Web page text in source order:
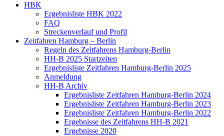
HBK
Ergebnisliste HBK 2022
FAQ
Streckenverlauf und Profil
Zeitfahren Hamburg – Berlin
Regeln des Zeitfahrens Hamburg-Berlin
HH-B 2025 Startzeiten
Ergebnisliste Zeitfahren Hamburg-Berlin 2025
Anmeldung
HH-B Archiv
Ergebnisliste Zeitfahren Hamburg-Berlin 2024
Ergebnisliste Zeitfahren Hamburg-Berlin 2023
Ergebnisliste Zeitfahren Hamburg-Berlin 2022
Ergebnisse des Zeitfahrens HH-B 2021
Ergebnisse 2020